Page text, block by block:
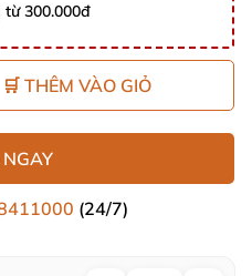
từ 300.000đ
🛒 THÊM VÀO GIỎ
(24/7)